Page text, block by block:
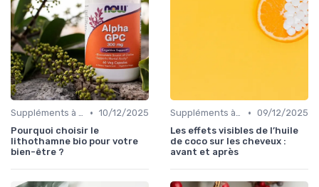
Suppléments à base de plantes • 10/12/2025
Pourquoi choisir le
lithothamne bio pour votre
bien-être ?
Suppléments à base de plantes • 09/12/2025
Les effets visibles de l’huile
de coco sur les cheveux :
avant et après